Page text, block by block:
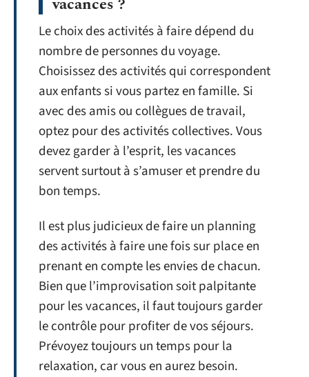
Le choix des activités à faire dépend du
nombre de personnes du voyage.
Choisissez des activités qui correspondent
aux enfants si vous partez en famille. Si
avec des amis ou collègues de travail,
optez pour des activités collectives. Vous
devez garder à l’esprit, les vacances
servent surtout à s’amuser et prendre du
bon temps.
Il est plus judicieux de faire un planning
des activités à faire une fois sur place en
prenant en compte les envies de chacun.
Bien que l’improvisation soit palpitante
pour les vacances, il faut toujours garder
le contrôle pour profiter de vos séjours.
Prévoyez toujours un temps pour la
relaxation, car vous en aurez besoin.